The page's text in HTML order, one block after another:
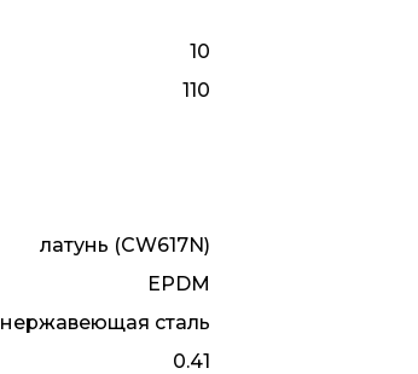
10
110
латунь (CW617N)
EPDM
нержавеющая сталь
0.41